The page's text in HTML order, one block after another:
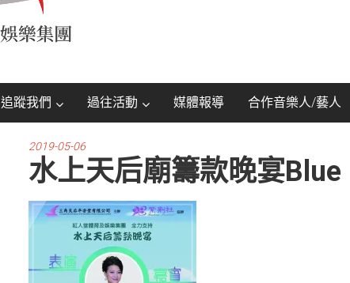
追蹤我們 過往活動 媒體報導 合作音樂人/藝人
2019-05-06
水上天后廟籌款晚宴blue